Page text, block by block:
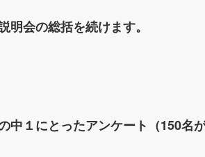
会の総括を続けます。
中１にとったアンケート（150名